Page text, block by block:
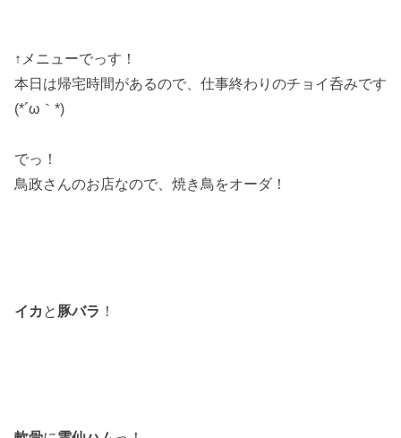
↑メニューでっす！
本日は帰宅時間があるので、仕事終わりのチョイ呑みです
(*´ω｀*)
でっ！
鳥政さんのお店なので、焼き鳥をオーダ！
イカ と 豚バラ ！